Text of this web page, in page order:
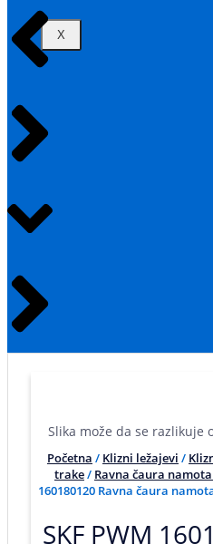
X
Slika može da se razlikuje
Početna / Klizni ležajevi /
trake/ Ravna čaura
160180120 Ravna čaura
SKF PWM